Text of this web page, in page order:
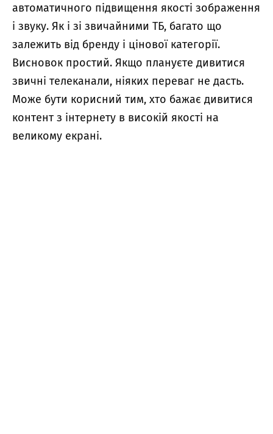
автоматичного підвищення якості зображення
і звуку. Як і зі звичайними ТБ, багато що
залежить від бренду і цінової категорії.
Висновок простий. Якщо плануєте дивитися
звичні телеканали, ніяких переваг не дасть.
Може бути корисний тим, хто бажає дивитися
контент з інтернету в високій якості на
великому екрані.